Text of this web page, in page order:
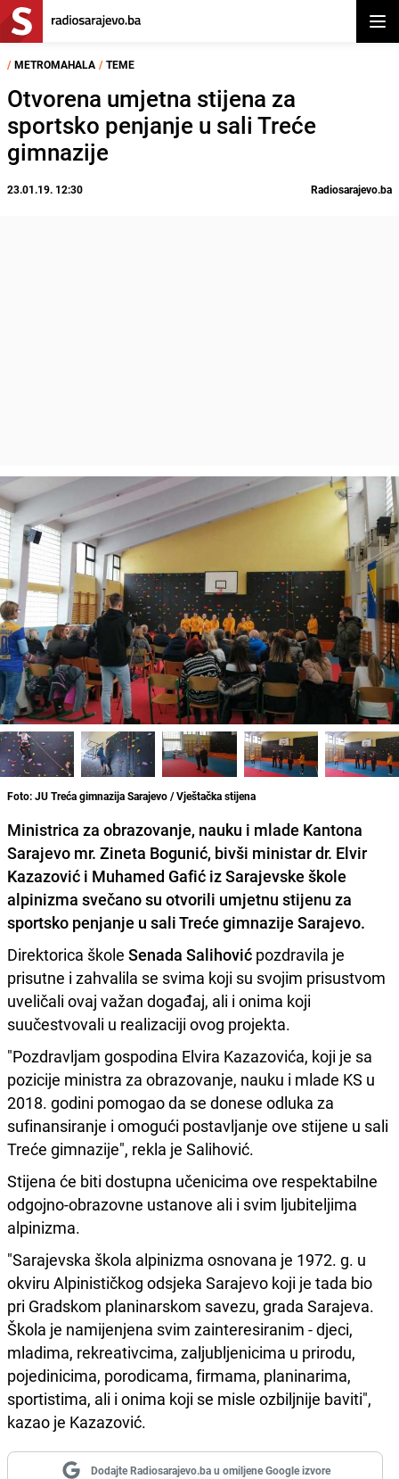
/ METROMAHALA / TEME
Otvorena umjetna stijena za
sportsko penjanje u sali Treće
gimnazije
23.01.19. 12:30 Radiosarajevo.ba
Foto: JU Treća gimnazija Sarajevo / Vještačka stijena
Ministrica za obrazovanje, nauku i mlade Kantona
Sarajevo mr. Zineta Bogunić, bivši ministar dr. Elvir
Kazazović i Muhamed Gafić iz Sarajevske škole
alpinizma svečano su otvorili umjetnu stijenu za
sportsko penjanje u sali Treće gimnazije Sarajevo.
Direktorica škole Senada Salihović pozdravila je
prisutne i zahvalila se svima koji su svojim prisustvom
uveličali ovaj važan događaj, ali i onima koji
suučestvovali u realizaciji ovog projekta.
"Pozdravljam gospodina Elvira Kazazovića, koji je sa
pozicije ministra za obrazovanje, nauku i mlade KS u
2018. godini pomogao da se donese odluka za
sufinansiranje i omogući postavljanje ove stijene u sali
Treće gimnazije", rekla je Salihović.
Stijena će biti dostupna učenicima ove respektabilne
odgojno-obrazovne ustanove ali i svim ljubiteljima
alpinizma.
"Sarajevska škola alpinizma osnovana je 1972. g. u
okviru Alpinističkog odsjeka Sarajevo koji je tada bio
pri Gradskom planinarskom savezu, grada Sarajeva.
Škola je namijenjena svim zainteresiranim - djeci,
mladima, rekreativcima, zaljubljenicima u prirodu,
pojedinicima, porodicama, firmama, planinarima,
sportistima, ali i onima koji se misle ozbiljnije baviti",
kazao je Kazazović.
Dodajte Radiosarajevo.ba u omiljene Google izvore